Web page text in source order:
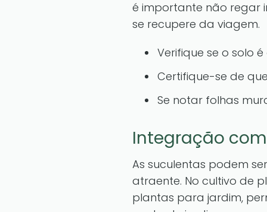
é importante não regar
se recupere da viagem.
Verifique se o solo
Certifique-se de
Se notar folhas
Integração
As suculentas podem
atraente. No cultivo de
plantas para jardim,